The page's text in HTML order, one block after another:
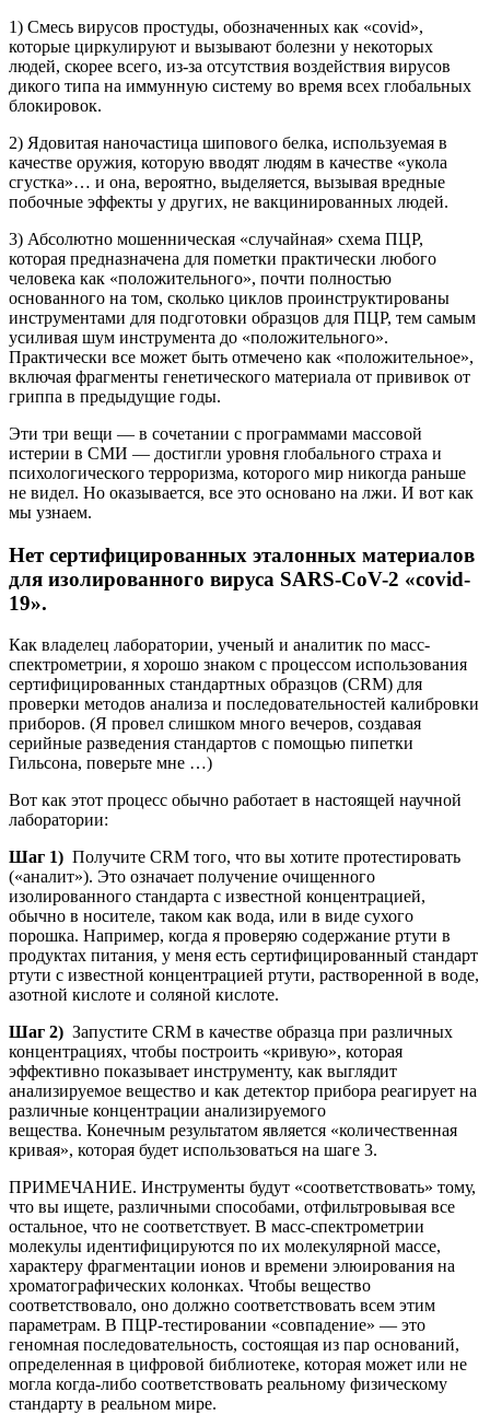
1) Смесь вирусов простуды, обозначенных как «covid»,
которые циркулируют и вызывают болезни у некоторых
людей, скорее всего, из-за отсутствия воздействия вирусов
дикого типа на иммунную систему во время всех глобальных
блокировок.
2) Ядовитая наночастица шипового белка, используемая в
качестве оружия, которую вводят людям в качестве «укола
сгустка»… и она, вероятно, выделяется, вызывая вредные
побочные эффекты у других, не вакцинированных людей.
3) Абсолютно мошенническая «случайная» схема ПЦР,
которая предназначена для пометки практически любого
человека как «положительного», почти полностью
основанного на том, сколько циклов проинструктированы
инструментами для подготовки образцов для ПЦР, тем самым
усиливая шум инструмента до «положительного».
Практически все может быть отмечено как «положительное»,
включая фрагменты генетического материала от прививок от
гриппа в предыдущие годы.
Эти три вещи — в сочетании с программами массовой
истерии в СМИ — достигли уровня глобального страха и
психологического терроризма, которого мир никогда раньше
не видел. Но оказывается, все это основано на лжи. И вот как
мы узнаем.
Нет сертифицированных эталонных материалов
для изолированного вируса SARS-CoV-2 «covid-
19».
Как владелец лаборатории, ученый и аналитик по масс-
спектрометрии, я хорошо знаком с процессом использования
сертифицированных стандартных образцов (CRM) для
проверки методов анализа и последовательностей калибровки
приборов. (Я провел слишком много вечеров, создавая
серийные разведения стандартов с помощью пипетки
Гильсона, поверьте мне …)
Вот как этот процесс обычно работает в настоящей научной
лаборатории:
Шаг 1) Получите CRM того, что вы хотите протестировать
(«аналит»). Это означает получение очищенного
изолированного стандарта с известной концентрацией,
обычно в носителе, таком как вода, или в виде сухого
порошка. Например, когда я проверяю содержание ртути в
продуктах питания, у меня есть сертифицированный стандарт
ртути с известной концентрацией ртути, растворенной в воде,
азотной кислоте и соляной кислоте.
Шаг 2) Запустите CRM в качестве образца при различных
концентрациях, чтобы построить «кривую», которая
эффективно показывает инструменту, как выглядит
анализируемое вещество и как детектор прибора реагирует на
различные концентрации анализируемого
вещества. Конечным результатом является «количественная
кривая», которая будет использоваться на шаге 3.
ПРИМЕЧАНИЕ. Инструменты будут «соответствовать» тому,
что вы ищете, различными способами, отфильтровывая все
остальное, что не соответствует. В масс-спектрометрии
молекулы идентифицируются по их молекулярной массе,
характеру фрагментации ионов и времени элюирования на
хроматографических колонках. Чтобы вещество
соответствовало, оно должно соответствовать всем этим
параметрам. В ПЦР-тестировании «совпадение» — это
геномная последовательность, состоящая из пар оснований,
определенная в цифровой библиотеке, которая может или не
могла когда-либо соответствовать реальному физическому
стандарту в реальном мире.